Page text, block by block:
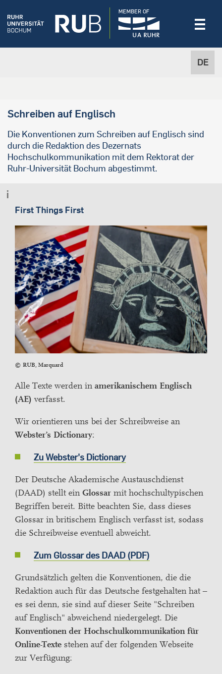
DE
MEMBER OF
Schreiben auf Englisch
Die Konventionen zum Schreiben auf Englisch sind
durch die Redaktion des Dezernats
Hochschulkommunikation mit dem Rektorat der
Ruhr-Universität Bochum abgestimmt.
First Things First
RUB, Marquard
Alle Texte werden in amerikanischem Englisch
(AE) verfasst.
Wir orientieren uns bei der Schreibweise an
Webster’s Dictionary:
Zu Webster's Dictionary
Der Deutsche Akademische Austauschdienst
(DAAD) stellt ein Glossar mit hochschultypischen
Begriffen bereit. Bitte beachten Sie, dass dieses
Glossar in britischem Englisch verfasst ist, sodass
die Schreibweise eventuell abweicht.
Zum Glossar des DAAD (PDF)
Grundsätzlich gelten die Konventionen, die die
Redaktion auch für das Deutsche festgehalten hat –
es sei denn, sie sind auf dieser Seite "Schreiben
auf Englisch" abweichend niedergelegt. Die
Konventionen der Hochschulkommunikation für
Online-Texte stehen auf der folgenden Webseite
zur Verfügung: